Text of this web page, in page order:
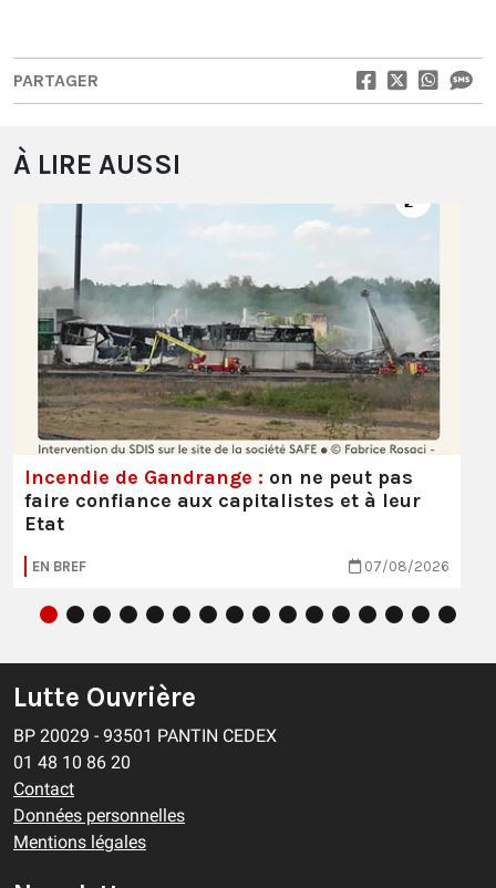
PARTAGER
À LIRE AUSSI
Incendie de Gandrange : on ne peut pas
faire confiance aux capitalistes et à leur
Etat
EN BREF 07/08/2026
Lutte Ouvrière
BP 20029 - 93501 PANTIN CEDEX
01 48 10 86 20
Contact
Données personnelles
Mentions légales